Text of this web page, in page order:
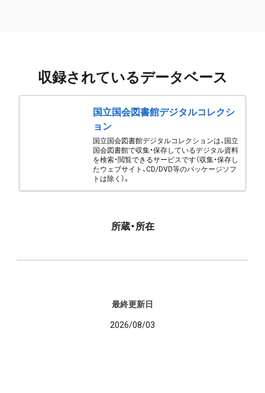
収録されているデータベース
国立国会図書館デジタルコレクシ
ョン
国立国会図書館デジタルコレクションは、国立
国会図書館で収集・保存しているデジタル資料
を検索・閲覧できるサービスです（収集・保存し
たウェブサイト、CD/DVD等のパッケージソフ
トは除く）。
所蔵・所在
最終更新日
2026/08/03